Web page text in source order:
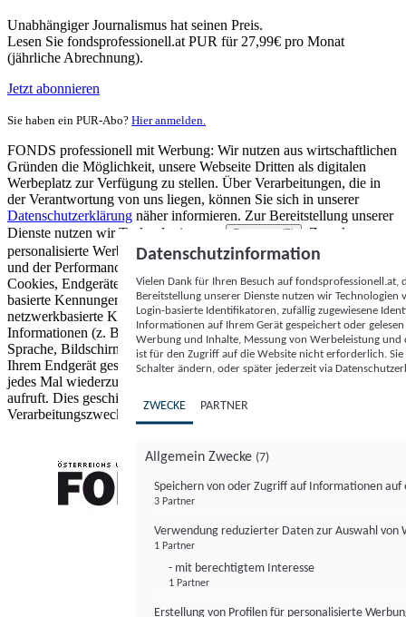
Unabhängiger Journalismus hat seinen Preis.
Lesen Sie fondsprofessionell.at PUR für 27,99€ pro Monat
(jährliche Abrechnung).
Jetzt abonnieren
Sie haben ein PUR-Abo? Hier anmelden.
FONDS professionell mit Werbung: Wir nutzen aus wirtschaftlichen
Gründen die Möglichkeit, unsere Webseite Dritten als digitalen
Werbeplatz zur Verfügung zu stellen. Über Verarbeitungen, die in
der Verantwortung von uns liegen, können Sie sich in unserer
Datenschutzerklärung näher informieren. Zur Bereitstellung unserer
Dienste nutzen wir Technologien von
Partnern (5)
. Zwecke:
personalisierte Werbung und Inhalte, Messung von Werbeleistung
und der Performance von Inhalten sowie Zielgruppenforschung.
Cookies, Endgeräte- oder ähnliche Online-Kennungen (z. B. login-
basierte Kennungen, zufällig generierte Kennungen,
netzwerkbasierte Kennungen) können zusammen mit anderen
Informationen (z. B. Browsertyp und Browserinformationen,
Sprache, Bildschirmgröße, unterstützte Technologien usw.) auf
Ihrem Endgerät gespeichert oder von dort ausgelesen werden, um es
jedes Mal wiederzuerkennen, wenn es eine App oder einer Webseite
aufruft. Dies geschieht für einen oder mehrere der hier aufgeführten
Verarbeitungszwecke.
Datenschutzinformation
Vielen Dank für Ihren Besuch auf
Bereitstellung unserer Dienste nutzen wir Technologien
Login-basierte Identifikatoren, zufällig zugewiesene
Informationen auf Ihrem Gerät gespeichert oder
Werbung und Inhalte, Messung von Werbeleistung
ist für den Zugriff auf die Website nicht erforderlich.
Schalter ändern, oder später jederzeit via
ZWECKE PARTNER
Allgemein Zwecke (7)
Speichern von oder Zugriff auf Informationen auf
3 Partner
Verwendung reduzierter Daten zur Auswahl von
1 Partner
- mit berechtigtem Interesse
1 Partner
Erstellung von Profilen für personalisierte
FONDS professionell